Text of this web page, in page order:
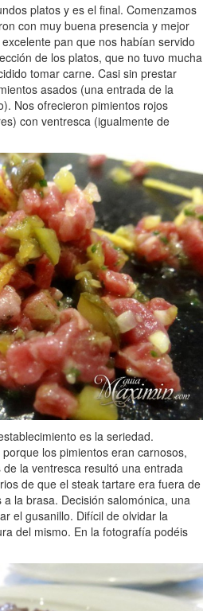
platos y es el final. Comenzamos
con muy buena presencia y mejor
pan que nos habían servido
de los platos, que no tuvo mucha
tomar carne. Casi sin prestar
asados (una entrada de la
Nos ofrecieron pimientos rojos
con ventresca (igualmente de
es la seriedad.
los pimientos eran carnosos,
la ventresca resultó una entrada
de que el steak tartare era fuera de
la brasa. Decisión salomónica, una
el gusanillo. Difícil de olvidar la
del mismo. En la fotografía podéis